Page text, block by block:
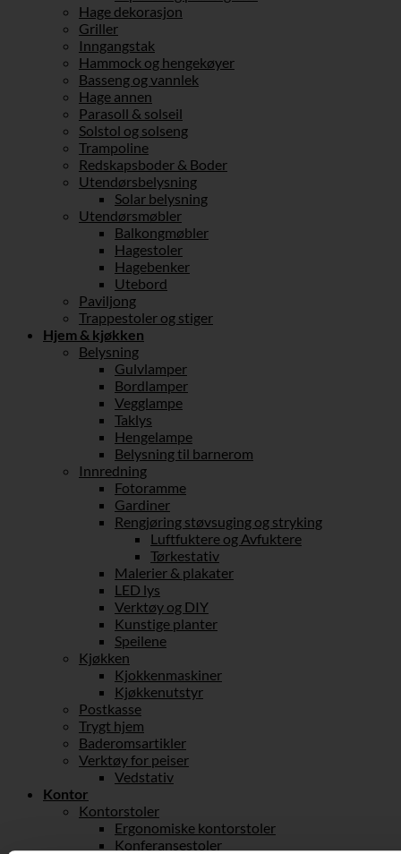
Hage dekorasjon
Griller
Inngangstak
Hammock og hengekøyer
Basseng og vannlek
Hage annen
Parasoll & solseil
Solstol og solseng
Trampoline
Redskapsboder & Boder
Utendørsbelysning
Solar belysning
Utendørsmøbler
Balkongmøbler
Hagestoler
Hagebenker
Utebord
Paviljong
Trappestoler og stiger
Hjem & kjøkken
Belysning
Gulvlamper
Bordlamper
Vegglampe
Taklys
Hengelampe
Belysning til barnerom
Innredning
Fotoramme
Gardiner
Rengjøring støvsuging og stryking
Luftfuktere og Avfuktere
Tørkestativ
Malerier & plakater
LED lys
Verktøy og DIY
Kunstige planter
Speilene
Kjøkken
Kjokkenmaskiner
Kjøkkenutstyr
Postkasse
Trygt hjem
Baderomsartikler
Verktøy for peiser
Vedstativ
Kontor
Kontorstoler
Ergonomiske kontorstoler
Konferansestoler